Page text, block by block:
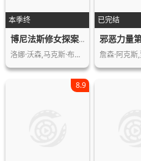
本季终
博尼法斯修女探案集第二季
洛娜·沃森,马克斯·布朗,米兰达·莱森…
已完结
邪恶力量
8.9